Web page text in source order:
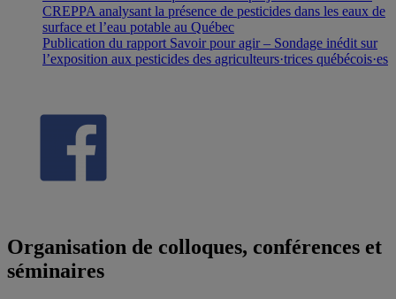
CREPPA analysant la présence de pesticides dans les eaux de
surface et l’eau potable au Québec
Publication du rapport Savoir pour agir – Sondage inédit sur
l’exposition aux pesticides des agriculteurs·trices québécois·es
Organisation de colloques, conférences et
séminaires